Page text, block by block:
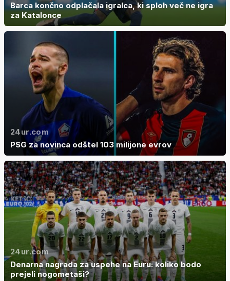
Barca končno odplačala igralca, ki sploh več ne igra
za Katalonce
24ur.com
PSG za novinca odštel 103 milijone evrov
24ur.com
Denarna nagrada za uspehe na Euru: koliko bodo
prejeli nogometaši?